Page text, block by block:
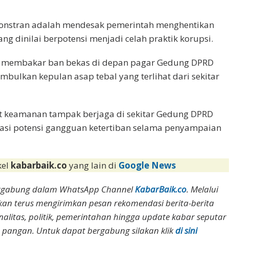
adalah mendesak pemerintah menghentikan
dinilai berpotensi menjadi celah praktik korupsi.
ban bekas di depan pagar Gedung DPRD
kepulan asap tebal yang terlihat dari sekitar
tampak berjaga di sekitar Gedung DPRD
potensi gangguan ketertiban selama penyampaian
kabarbaik.coyang lain di Google News
dalam WhatsApp ChannelKabarBaik.co. Melalui
terus mengirimkan pesan rekomendasi berita-berita
politik, pemerintahan hingga update kabar seputar
Untuk dapat bergabung silakan klikdi sini